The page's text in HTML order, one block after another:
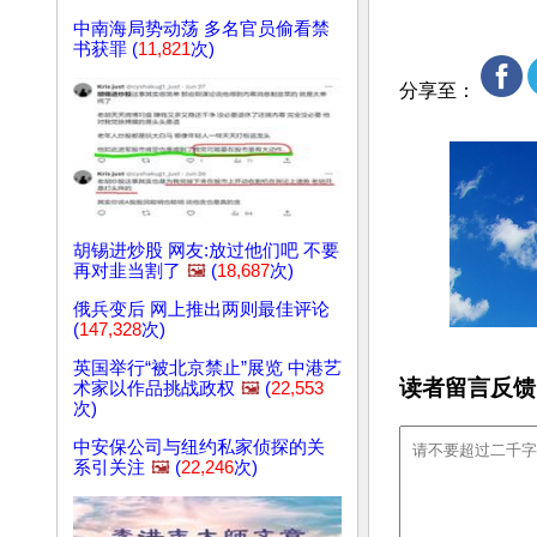
中南海局势动荡 多名官员偷看禁
书获罪 (11,821次)
胡锡进炒股 网友:放过他们吧 不要
再对韭当割了 🖼️ (18,687次)
俄兵变后 网上推出两则最佳评论
(147,328次)
英国举行“被北京禁止”展览 中港艺
术家以作品挑战政权 🖼️ (22,553
次)
中安保公司与纽约私家侦探的关
系引关注 🖼️ (22,246次)
分享至：
读者留言反